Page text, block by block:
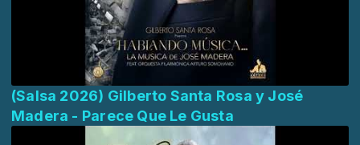
(Salsa 2026) Gilberto Santa Rosa y José
Madera - Parece Que Le Gusta